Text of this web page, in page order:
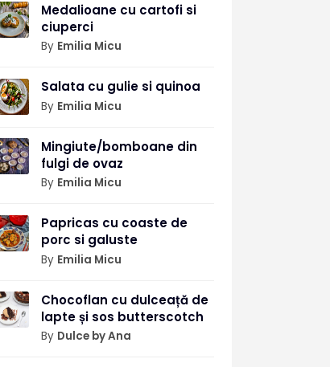
Medalioane cu cartofi si
ciuperci
By Emilia Micu
Salata cu gulie si quinoa
By Emilia Micu
Mingiute/bomboane din
fulgi de ovaz
By Emilia Micu
Papricas cu coaste de
porc si galuste
By Emilia Micu
Chocoflan cu dulceață de
lapte și sos butterscotch
By Dulce by Ana